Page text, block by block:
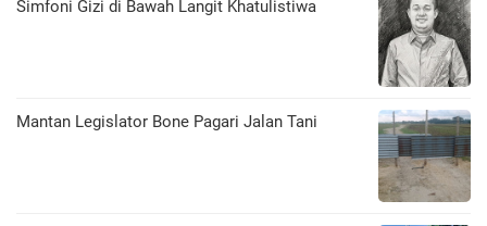
​Simfoni Gizi di Bawah Langit Khatulistiwa
Mantan Legislator Bone Pagari Jalan Tani